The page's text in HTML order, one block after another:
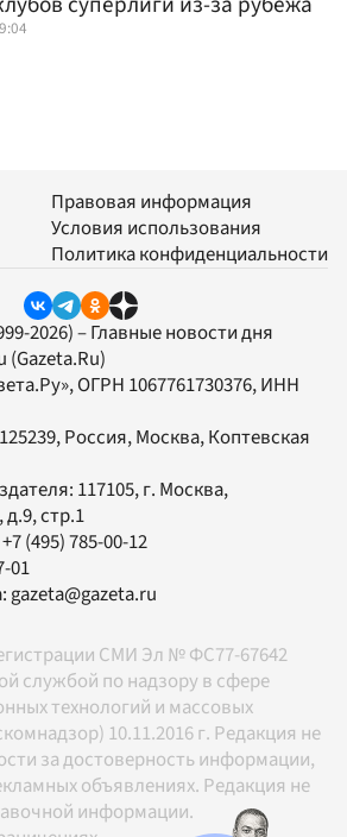
Правовая информация
Условия использования
Политика конфиденциальности
2026) – Главные новости дня
(Gazeta.Ru)
, ОГРН 1067761730376, ИНН
Россия, Москва, Коптевская
117105, г. Москва,
стр.1
+7 (495) 785-00-12
01
gazeta@gazeta.ru
СМИ Эл № ФС77-67642
службой по надзору в сфере
технологий и массовых
10.11.2016 г. Редакция не
за достоверность информации,
объявлениях. Редакция не
информации.